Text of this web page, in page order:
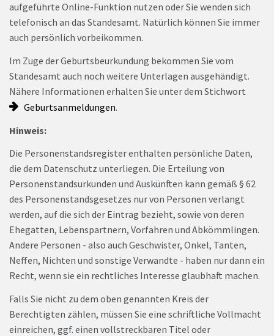
aufgeführte Online-Funktion nutzen oder Sie wenden sich
telefonisch an das Standesamt. Natürlich können Sie immer
auch persönlich vorbeikommen.
Im Zuge der Geburtsbeurkundung bekommen Sie vom
Standesamt auch noch weitere Unterlagen ausgehändigt.
Nähere Informationen erhalten Sie unter dem Stichwort
Geburtsanmeldungen.
Hinweis:
Die Personenstandsregister enthalten persönliche Daten,
die dem Datenschutz unterliegen. Die Erteilung von
Personenstandsurkunden und Auskünften kann gemäß § 62
des Personenstandsgesetzes nur von Personen verlangt
werden, auf die sich der Eintrag bezieht, sowie von deren
Ehegatten, Lebenspartnern, Vorfahren und Abkömmlingen.
Andere Personen - also auch Geschwister, Onkel, Tanten,
Neffen, Nichten und sonstige Verwandte - haben nur dann ein
Recht, wenn sie ein rechtliches Interesse glaubhaft machen.
Falls Sie nicht zu dem oben genannten Kreis der
Berechtigten zählen, müssen Sie eine schriftliche Vollmacht
einreichen, ggf. einen vollstreckbaren Titel oder